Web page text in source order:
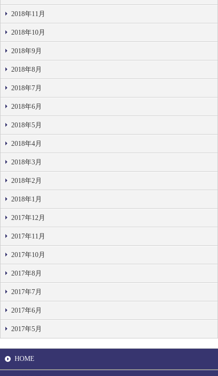
2018年11月
2018年10月
2018年9月
2018年8月
2018年7月
2018年6月
2018年5月
2018年4月
2018年3月
2018年2月
2018年1月
2017年12月
2017年11月
2017年10月
2017年8月
2017年7月
2017年6月
2017年5月
HOME